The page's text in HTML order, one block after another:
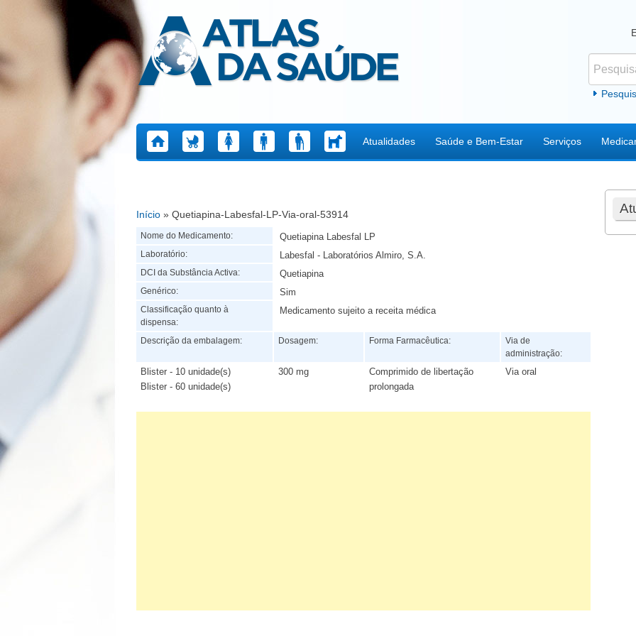
Atlas da Saúde
Atualidades Saúde e Bem-Estar Serviços
Está aqui
Início » Quetiapina-Labesfal-LP-Via-oral-53914
Nome do Medicamento: Quetiapina Labesfal LP
Laboratório: Labesfal - Laboratórios Almiro, S.A.
DCI da Substância Activa: Quetiapina
Genérico: Sim
Classificação quanto à
dispensa:
Medicamento sujeito a receita médica
Descrição da embalagem:
Blister - 10 unidade(s)
Blister - 60 unidade(s)
Dosagem:
300 mg
Forma Farmacêutica:
Comprimido de libertação
prolongada
Via de
administração:
Via oral